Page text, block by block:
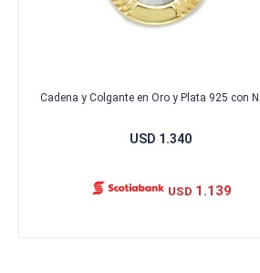
Cadena y Colgante en Oro y Plata 925 con
USD 1.340
USD 1.139